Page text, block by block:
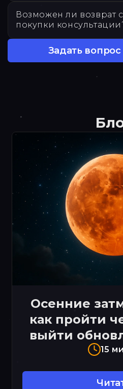
Работа и
Семья и дети:
Возможен ли возврат
покупки
Задать
Осенние
как пройти
выйти
15